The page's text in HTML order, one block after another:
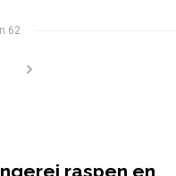
62
raspen en